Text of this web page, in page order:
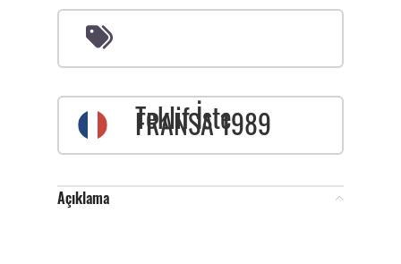
Teklif İste
FRANSA 1989
Açıklama